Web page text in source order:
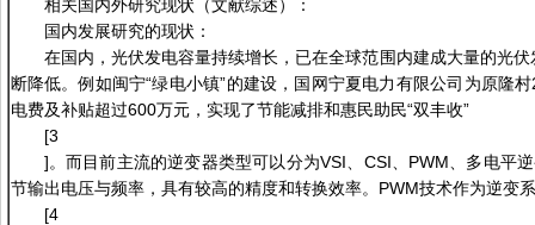
相关国内外研究现状（文献综述）：
国内发展研究的现状：
在国内，光伏发电容量持续增长，已在全球范围内建成大量的光
断降低。例如闽宁“绿电小镇”的建设，国网宁夏电力有限公司为原
电费及补贴超过600万元，实现了节能减排和惠民助民“双丰收”
[3
]。而目前主流的逆变器类型可以分为VSI、CSI、PWM、多电平
节输出电压与频率，具有较高的精度和转换效率。PWM技术作为逆变
[4